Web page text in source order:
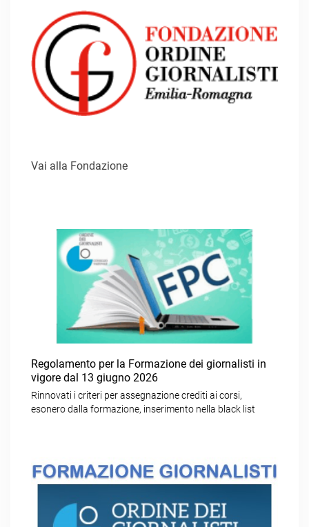
Vai alla Fondazione
Regolamento per la Formazione dei giornalisti in
vigore dal 13 giugno 2026
Rinnovati i criteri per assegnazione crediti ai corsi,
esonero dalla formazione, inserimento nella black list